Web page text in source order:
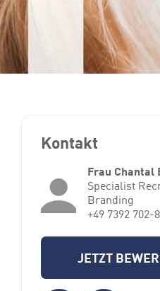
Kontakt
Frau Chantal
Specialist
Branding
+49 7392 702-
JETZT